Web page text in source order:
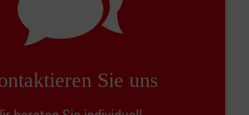
Sie uns